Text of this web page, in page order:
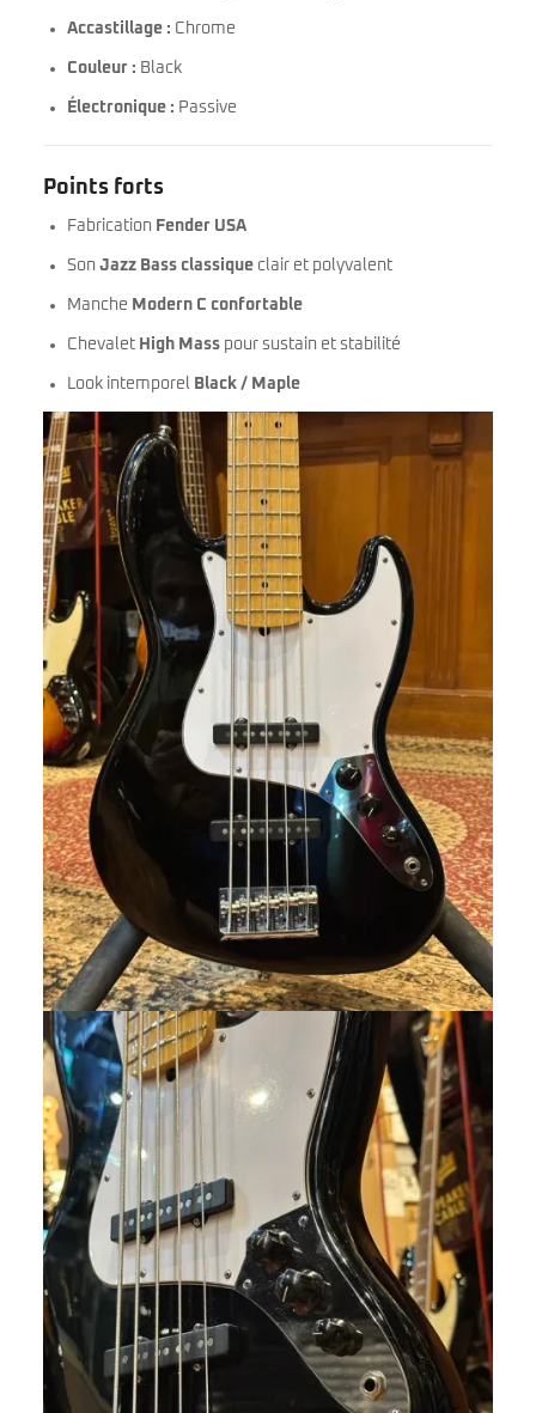
Accastillage : Chrome
Couleur : Black
Électronique : Passive
Points forts
Fabrication Fender USA
Son Jazz Bass classique clair et polyvalent
Manche Modern C confortable
Chevalet High Mass pour sustain et stabilité
Look intemporel Black / Maple